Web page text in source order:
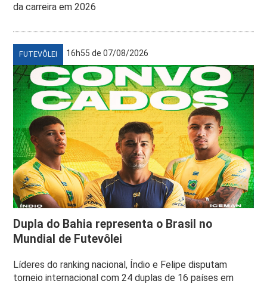
da carreira em 2026
FUTEVÔLEI 16h55 de 07/08/2026
Dupla do Bahia representa o Brasil no
Mundial de Futevôlei
Líderes do ranking nacional, Índio e Felipe disputam
torneio internacional com 24 duplas de 16 países em